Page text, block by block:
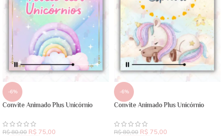
-6%
Convite Animado Plus Unicórnio
R$80,00 R$ 75,00
-6%
Convite Animado Plus Unicórnio
R$80,00 R$ 75,00